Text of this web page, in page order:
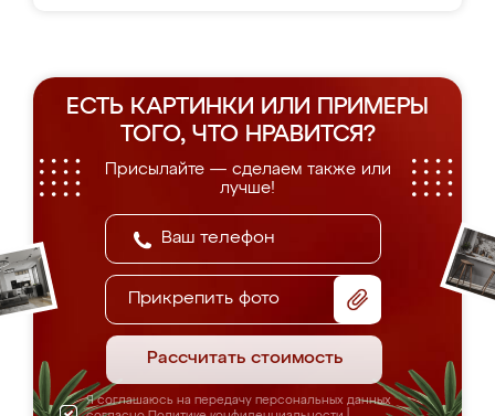
ЕСТЬ КАРТИНКИ ИЛИ ПРИМЕРЫ
ТОГО, ЧТО НРАВИТСЯ?
Присылайте — сделаем также или
лучше!
Прикрепить фото
Рассчитать стоимость
Я соглашаюсь на передачу персональных данных